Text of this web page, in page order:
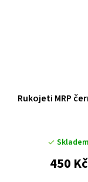
Rukojeti MRP
Skladem
450 Kč